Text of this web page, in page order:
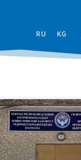
RU KG